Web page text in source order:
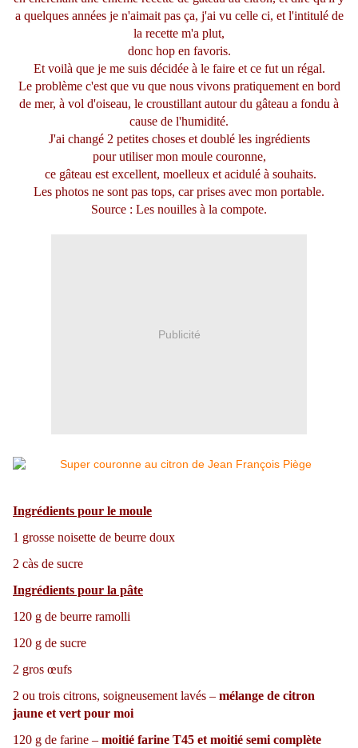
a quelques années je n'aimait pas ça, j'ai vu celle ci, et l'intitulé de
la recette m'a plut,
donc hop en favoris.
Et voilà que je me suis décidée à le faire et ce fut un régal.
Le problème c'est que vu que nous vivons pratiquement en bord
de mer, à vol d'oiseau, le croustillant autour du gâteau a fondu à
cause de l'humidité.
J'ai changé 2 petites choses et doublé les ingrédients
pour utiliser mon moule couronne,
ce gâteau est excellent, moelleux et acidulé à souhaits.
Les photos ne sont pas tops, car prises avec mon portable.
Source : Les nouilles à la compote.
Publicité
Ingrédients pour le moule
1 grosse noisette de beurre doux
2 càs de sucre
Ingrédients pour la pâte
120 g de beurre ramolli
120 g de sucre
2 gros œufs
2 ou trois citrons, soigneusement lavés – mélange de citron
jaune et vert pour moi
120 g de farine – moitié farine T45 et moitié semi complète